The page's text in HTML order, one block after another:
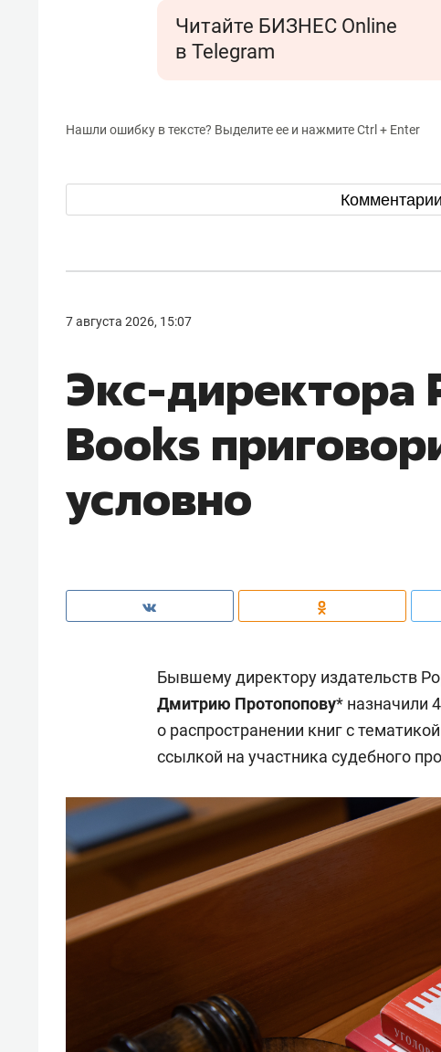
Читайте БИЗНЕС Online
в Telegram
Нашли ошибку в тексте? Выделите ее и нажмите Ctrl + Enter
Комментарии
7 августа 2026, 15:07
Экс-директора
Books
условно
Бывшему директору издательств
Дмитрию Протопопову* назначили
о распространении книг с
ссылкой на участника судебного